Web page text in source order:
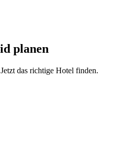
planen
das richtige Hotel finden.